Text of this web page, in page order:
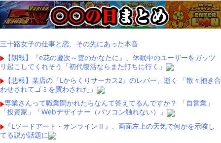
三十路女子の仕事と恋、その先にあった本音
【朗報】『e花の慶次～雲のかなたに』、休眠中のユーザーをガッツ
リ起こしてくれそう「初代復活ならまた打ちに行く」
【悲報】某店の『Lからくりサーカス2』のレバー、逝く 「散々抱き合
わせされてゴミを買わされた」
専業さんって職業聞かれたらなんて答えてるんですか？ 「自営業」
「投資家」「Webデザイナー（パソコン触れない）」
『Lソードアート・オンラインⅡ』、画面左上の天気で何かを示唆し
てる説が話題に